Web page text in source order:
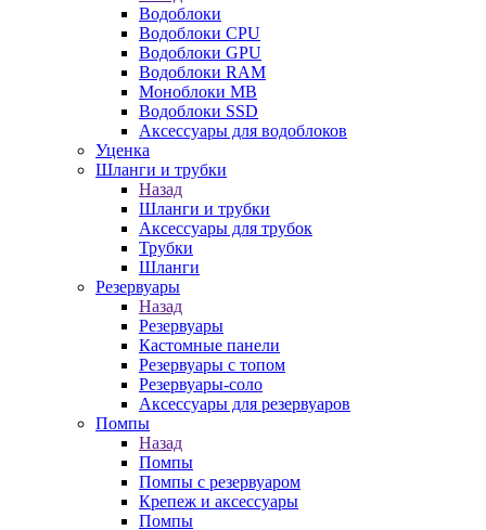
Водоблоки
Водоблоки CPU
Водоблоки GPU
Водоблоки RAM
Моноблоки MB
Водоблоки SSD
Аксессуары для водоблоков
Уценка
Шланги и трубки
Назад
Шланги и трубки
Аксессуары для трубок
Трубки
Шланги
Резервуары
Назад
Резервуары
Кастомные панели
Резервуары с топом
Резервуары-соло
Аксессуары для резервуаров
Помпы
Назад
Помпы
Помпы с резервуаром
Крепеж и аксессуары
Помпы